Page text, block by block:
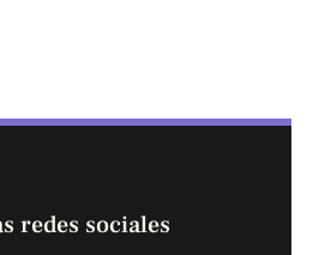
redes sociales